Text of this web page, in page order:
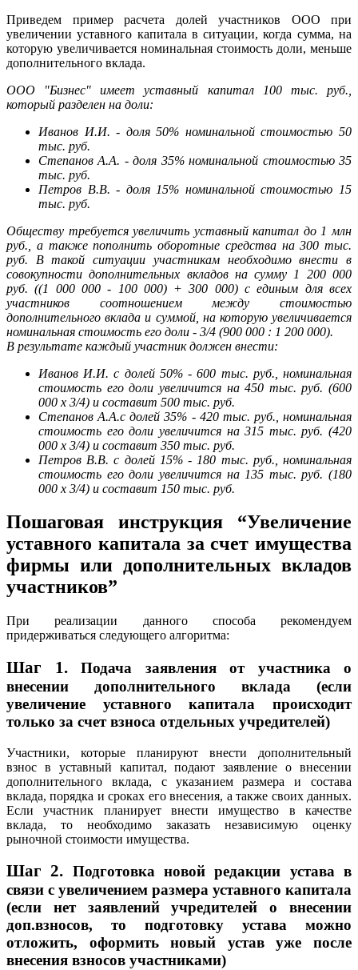
Приведем пример расчета долей участников ООО при
увеличении уставного капитала в ситуации, когда сумма, на
которую увеличивается номинальная стоимость доли, меньше
дополнительного вклада.
ООО "Бизнес" имеет уставный капитал 100 тыс. руб.,
который разделен на доли:
Иванов И.И. - доля 50% номинальной стоимостью 50
тыс. руб.
Степанов А.А. - доля 35% номинальной стоимостью 35
тыс. руб.
Петров В.В. - доля 15% номинальной стоимостью 15
тыс. руб.
Обществу требуется увеличить уставный капитал до 1 млн
руб., а также пополнить оборотные средства на 300 тыс.
руб. В такой ситуации участникам необходимо внести в
совокупности дополнительных вкладов на сумму 1 200 000
руб. ((1 000 000 - 100 000) + 300 000) с единым для всех
участников соотношением между стоимостью
дополнительного вклада и суммой, на которую увеличивается
номинальная стоимость его доли - 3/4 (900 000 : 1 200 000).
В результате каждый участник должен внести:
Иванов И.И. с долей 50% - 600 тыс. руб., номинальная
стоимость его доли увеличится на 450 тыс. руб. (600
000 x 3/4) и составит 500 тыс. руб.
Степанов А.А.с долей 35% - 420 тыс. руб., номинальная
стоимость его доли увеличится на 315 тыс. руб. (420
000 x 3/4) и составит 350 тыс. руб.
Петров В.В. с долей 15% - 180 тыс. руб., номинальная
стоимость его доли увеличится на 135 тыс. руб. (180
000 x 3/4) и составит 150 тыс. руб.
Пошаговая инструкция “Увеличение
уставного капитала за счет имущества
фирмы или дополнительных вкладов
участников”
При реализации данного способа рекомендуем
придерживаться следующего алгоритма:
Шаг 1.
Подача заявления от участника о
внесении дополнительного вклада (если
увеличение уставного капитала происходит
только за счет взноса отдельных учредителей)
Участники, которые планируют внести дополнительный
взнос в уставный капитал, подают заявление о внесении
дополнительного вклада, с указанием размера и состава
вклада, порядка и сроках его внесения, а также своих данных.
Если участник планирует внести имущество в качестве
вклада, то необходимо заказать независимую оценку
рыночной стоимости имущества.
Шаг 2. Подготовка новой редакции устава в
связи с увеличением размера уставного капитала
(если нет заявлений учредителей о внесении
доп.взносов, то подготовку устава можно
отложить, оформить новый устав уже после
внесения взносов участниками)